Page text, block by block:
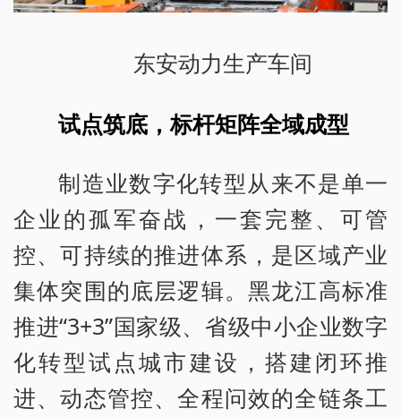
东安动力生产车间
试点筑底，标杆矩阵全域成型
制造业数字化转型从来不是单一
企业的孤军奋战，一套完整、可管
控、可持续的推进体系，是区域产业
集体突围的底层逻辑。黑龙江高标准
推进“3+3”国家级、省级中小企业数字
化转型试点城市建设，搭建闭环推
进、动态管控、全程问效的全链条工